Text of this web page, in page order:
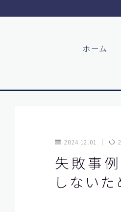
ホーム
2024.12.01
失敗事例
しない